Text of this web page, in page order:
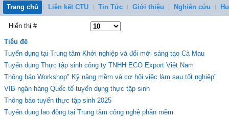
Trang chủ Liên kết CTU Tin Tức Giới thiệu Nghiên cứu
Hiển thị #
Tiêu đề
Tuyển dụng tại Trung tâm Khởi nghiệp và đổi mới sáng tạo Cà Mau
Tuyển dụng Thực tập sinh công ty TNHH ECO Export Việt Nam
Thông báo Workshop" Kỹ năng mềm và cơ hội việc làm sau tốt nghiệp"
VIB ngân hàng Quốc tế tuyển dụng thực tập sinh
Thông báo tuyển thực tập sinh 2025
Tuyển dụng lao động tại Trung tâm công nghệ phần mềm